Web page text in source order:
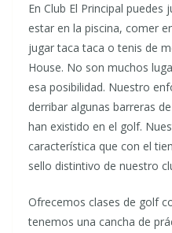
En Club El Principal
estar en la piscina, comer
jugar taca taca o tenis de
House. No son muchos
esa posibilidad. Nuestro
derribar algunas barreras
han existido en el golf.
característica que con el
sello distintivo de nuestro
Ofrecemos clases de golf
tenemos una cancha de